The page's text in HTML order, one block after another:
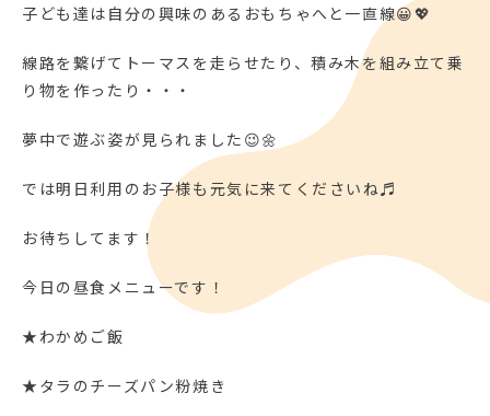
子ども達は自分の興味のあるおもちゃへと一直線😀💖
線路を繋げてトーマスを走らせたり、積み木を組み立て乗
り物を作ったり・・・
夢中で遊ぶ姿が見られました😉🌼
では明日利用のお子様も元気に来てくださいね♬
お待ちしてます！
今日の昼食メニューです！
★わかめご飯
★タラのチーズパン粉焼き